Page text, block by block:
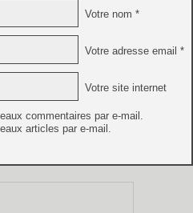
Votre nom *
Votre adresse email *
Votre site internet
commentaires par e-mail.
articles par e-mail.